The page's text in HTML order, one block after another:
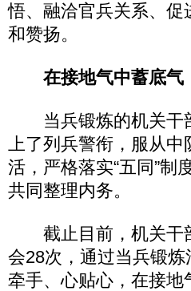
悟、融洽官兵关系、
和赞扬。
在接地气中蓄底气
当兵锻炼的机关干
上了列兵警衔，服从
活，严格落实“五同”制
共同整理内务。
截止目前，机关干
会28次，通过当兵锻
牵手、心贴心，在接